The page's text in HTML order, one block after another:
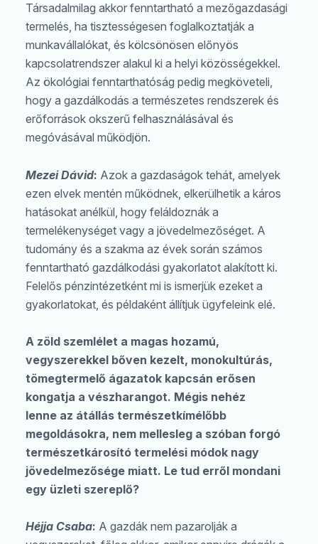
Társadalmilag akkor fenntartható a mezőgazdasági
termelés, ha tisztességesen foglalkoztatják a
munkavállalókat, és kölcsönösen előnyös
kapcsolatrendszer alakul ki a helyi közösségekkel.
Az ökológiai fenntarthatóság pedig megköveteli,
hogy a gazdálkodás a természetes rendszerek és
erőforrások okszerű felhasználásával és
megóvásával működjön.
Mezei Dávid: Azok a gazdaságok tehát, amelyek
ezen elvek mentén működnek, elkerülhetik a káros
hatásokat anélkül, hogy feláldoznák a
termelékenységet vagy a jövedelmezőséget. A
tudomány és a szakma az évek során számos
fenntartható gazdálkodási gyakorlatot alakított ki.
Felelős pénzintézetként mi is ismerjük ezeket a
gyakorlatokat, és példaként állítjuk ügyfeleink elé.
A zöld szemlélet a magas hozamú,
vegyszerekkel bőven kezelt, monokultúrás,
tömegtermelő ágazatok kapcsán erősen
kongatja a vészharangot. Mégis nehéz
lenne az átállás természetkímélőbb
megoldásokra, nem mellesleg a szóban forgó
természetkárosító termelési módok nagy
jövedelmezősége miatt. Le tud erről mondani
egy üzleti szereplő?
Héjja Csaba: A gazdák nem pazarolják a